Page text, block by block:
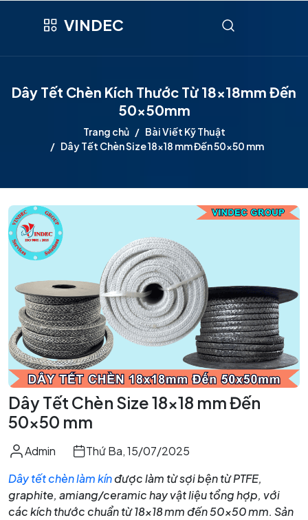
VINDEC
Dây Tết Chèn Kích Thước Từ 18x18mm Đến
50x50mm
Trang chủ
Bài Viết Kỹ Thuật
Dây Tết Chèn Size 18x18 mm Đến 50x50 mm
Dây Tết Chèn Size 18x18 mm Đến
50x50 mm
Admin
Thứ Ba, 15/07/2025
Dây tết chèn làm kínđược làm từ sợi bện từ PTFE,
graphite, amiang/ceramic hay vật liệu tổng hợp, với
các kích thước chuẩn từ 18×18 mm đến 50×50 mm. Sản